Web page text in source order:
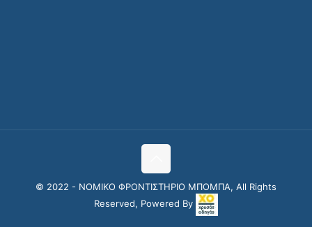
© 2022 - ΝΟΜΙΚΟ ΦΡΟΝΤΙΣΤΗΡΙΟ ΜΠΟΜΠΑ, All Rights
Reserved, Powered By